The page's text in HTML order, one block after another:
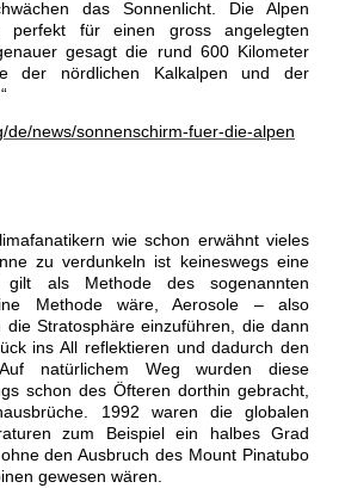
das Sonnenlicht. Die Alpen
perfekt für einen gross angelegten
gesagt die rund 600 Kilometer
der nördlichen Kalkalpen und der
de/news/sonnenschirm-fuer-die-alpen
wie schon erwähnt vieles
zu verdunkeln ist keineswegs eine
gilt als Methode des sogenannten
Methode wäre, Aerosole – also
die Stratosphäre einzuführen, die dann
ins All reflektieren und dadurch den
natürlichem Weg wurden diese
schon des Öfteren dorthin gebracht,
1992 waren die globalen
zum Beispiel ein halbes Grad
den Ausbruch des Mount Pinatubo
gewesen wären.